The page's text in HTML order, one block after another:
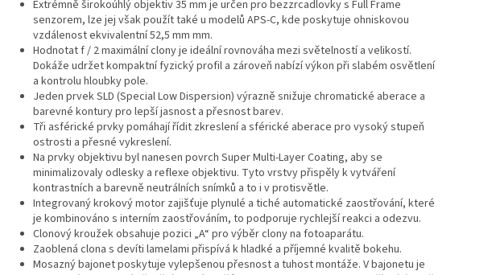
Extrémně širokoúhlý objektiv 35 mm je určen pro bezzrcadlovky s Full Frame
senzorem, lze jej však použít také u modelů APS-C, kde poskytuje ohniskovou
vzdálenost ekvivalentní 52,5 mm mm.
Hodnotat f / 2 maximální clony je ideální rovnováha mezi světelností a velikostí.
Dokáže udržet kompaktní fyzický profil a zároveň nabízí výkon při slabém osvětlení
a kontrolu hloubky pole.
Jeden prvek SLD (Special Low Dispersion) výrazně snižuje chromatické aberace a
barevné kontury pro lepší jasnost a přesnost barev.
Tři asférické prvky pomáhají řídit zkreslení a sférické aberace pro vysoký stupeň
ostrosti a přesné vykreslení.
Na prvky objektivu byl nanesen povrch Super Multi-Layer Coating, aby se
minimalizovaly odlesky a reflexe objektivu. Tyto vrstvy přispěly k vytváření
kontrastních a barevně neutrálních snímků a to i v protisvětle.
Integrovaný krokový motor zajišťuje plynulé a tiché automatické zaostřování, které
je kombinováno s interním zaostřováním, to podporuje rychlejší reakci a odezvu.
Clonový kroužek obsahuje pozici „A“ pro výběr clony na fotoaparátu.
Zaoblená clona s devíti lamelami přispívá k hladké a příjemné kvalitě bokehu.
Mosazný bajonet poskytuje vylepšenou přesnost a tuhost montáže. V bajonetu je